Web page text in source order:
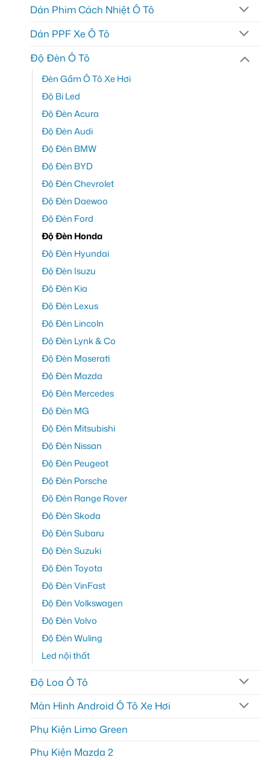
Dán Phim Cách Nhiệt Ô Tô
Dán PPF Xe Ô Tô
Độ Đèn Ô Tô
Đèn Gầm Ô Tô Xe Hơi
Độ Bi Led
Độ Đèn Acura
Độ Đèn Audi
Độ Đèn BMW
Độ Đèn BYD
Độ Đèn Chevrolet
Độ Đèn Daewoo
Độ Đèn Ford
Độ Đèn Honda
Độ Đèn Hyundai
Độ Đèn Isuzu
Độ Đèn Kia
Độ Đèn Lexus
Độ Đèn Lincoln
Độ Đèn Lynk & Co
Độ Đèn Maserati
Độ Đèn Mazda
Độ Đèn Mercedes
Độ Đèn MG
Độ Đèn Mitsubishi
Độ Đèn Nissan
Độ Đèn Peugeot
Độ Đèn Porsche
Độ Đèn Range Rover
Độ Đèn Skoda
Độ Đèn Subaru
Độ Đèn Suzuki
Độ Đèn Toyota
Độ Đèn VinFast
Độ Đèn Volkswagen
Độ Đèn Volvo
Độ Đèn Wuling
Led nội thất
Độ Loa Ô Tô
Màn Hình Android Ô Tô Xe Hơi
Phụ Kiện Limo Green
Phụ Kiện Mazda 2